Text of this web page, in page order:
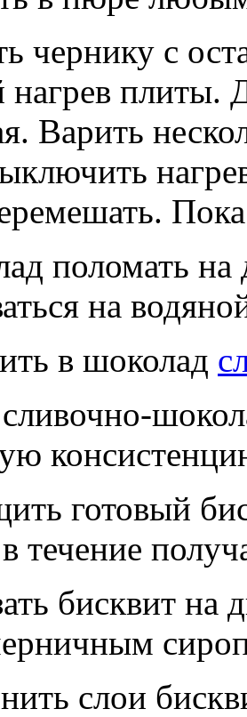
чернику с
нагрев плиты.
Варить
Пока
поломать на
на
в шоколад
готовый
течение
бисквит на
слои